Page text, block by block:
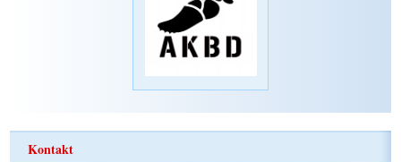
Kontakt